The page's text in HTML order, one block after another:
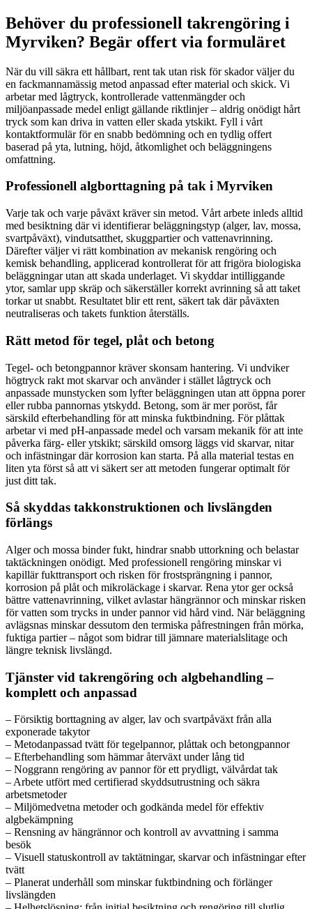
Behöver du professionell takrengöring i
Myrviken? Begär offert via formuläret
När du vill säkra ett hållbart, rent tak utan risk för skador väljer du
en fackmannamässig metod anpassad efter material och skick. Vi
arbetar med lågtryck, kontrollerade vattenmängder och
miljöanpassade medel enligt gällande riktlinjer – aldrig onödigt hårt
tryck som kan driva in vatten eller skada ytskikt. Fyll i vårt
kontaktformulär för en snabb bedömning och en tydlig offert
baserad på yta, lutning, höjd, åtkomlighet och beläggningens
omfattning.
Professionell algborttagning på tak i Myrviken
Varje tak och varje påväxt kräver sin metod. Vårt arbete inleds alltid
med besiktning där vi identifierar beläggningstyp (alger, lav, mossa,
svartpåväxt), vindutsatthet, skuggpartier och vattenavrinning.
Därefter väljer vi rätt kombination av mekanisk rengöring och
kemisk behandling, applicerad kontrollerat för att frigöra biologiska
beläggningar utan att skada underlaget. Vi skyddar intilliggande
ytor, samlar upp skräp och säkerställer korrekt avrinning så att taket
torkar ut snabbt. Resultatet blir ett rent, säkert tak där påväxten
neutraliseras och takets funktion återställs.
Rätt metod för tegel, plåt och betong
Tegel- och betongpannor kräver skonsam hantering. Vi undviker
högtryck rakt mot skarvar och använder i stället lågtryck och
anpassade munstycken som lyfter beläggningen utan att öppna porer
eller rubba pannornas ytskydd. Betong, som är mer poröst, får
särskild efterbehandling för att minska fuktbindning. För plåttak
arbetar vi med pH-anpassade medel och varsam mekanik för att inte
påverka färg- eller ytskikt; särskild omsorg läggs vid skarvar, nitar
och infästningar där korrosion kan starta. På alla material testas en
liten yta först så att vi säkert ser att metoden fungerar optimalt för
just ditt tak.
Så skyddas takkonstruktionen och livslängden
förlängs
Alger och mossa binder fukt, hindrar snabb uttorkning och belastar
taktäckningen onödigt. Med professionell rengöring minskar vi
kapillär fukttransport och risken för frostsprängning i pannor,
korrosion på plåt och mikroläckage i skarvar. Rena ytor ger också
bättre vattenavrinning, vilket avlastar hängrännor och minskar risken
för vatten som trycks in under pannor vid hård vind. När beläggning
avlägsnas minskar dessutom den termiska påfrestningen från mörka,
fuktiga partier – något som bidrar till jämnare materialslitage och
längre teknisk livslängd.
Tjänster vid takrengöring och algbehandling –
komplett och anpassad
– Försiktig borttagning av alger, lav och svartpåväxt från alla
exponerade takytor
– Metodanpassad tvätt för tegelpannor, plåttak och betongpannor
– Efterbehandling som hämmar återväxt under lång tid
– Noggrann rengöring av pannor för ett prydligt, välvårdat tak
– Arbete utfört med certifierad skyddsutrustning och säkra
arbetsmetoder
– Miljömedvetna metoder och godkända medel för effektiv
algbekämpning
– Rensning av hängrännor och kontroll av avvattning i samma
besök
– Visuell statuskontroll av taktätningar, skarvar och infästningar efter
tvätt
– Planerat underhåll som minskar fuktbindning och förlänger
livslängden